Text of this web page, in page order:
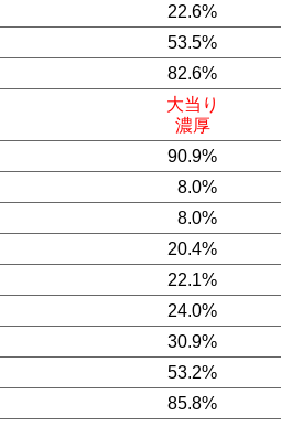
22.6%
53.5%
82.6%
大当り
濃厚
90.9%
8.0%
8.0%
20.4%
22.1%
24.0%
30.9%
53.2%
85.8%